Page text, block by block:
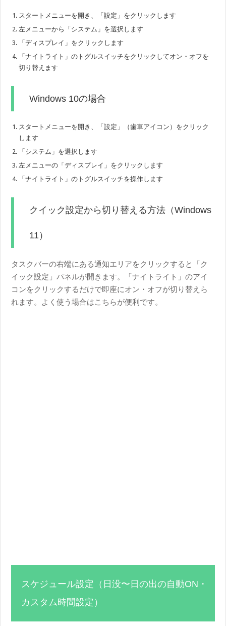
スタートメニューを開き、「設定」をクリックします
左メニューから「システム」を選択します
「ディスプレイ」をクリックします
「ナイトライト」のトグルスイッチをクリックしてオン・オフを
切り替えます
Windows 10の場合
スタートメニューを開き、「設定」（歯車アイコン）をクリック
します
「システム」を選択します
左メニューの「ディスプレイ」をクリックします
「ナイトライト」のトグルスイッチを操作します
クイック設定から切り替える方法（Windows
11）
タスクバーの右端にある通知エリアをクリックすると「ク
イック設定」パネルが開きます。「ナイトライト」のアイ
コンをクリックするだけで即座にオン・オフが切り替えら
れます。よく使う場合はこちらが便利です。
スケジュール設定（日没〜日の出の自動ON・
カスタム時間設定）